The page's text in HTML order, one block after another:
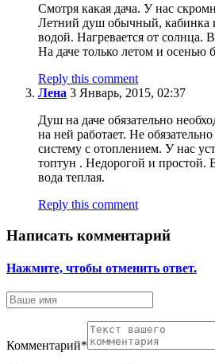
Смотря какая дача. У нас
Летний душ обычный, кабинка
водой. Нагревается от солнца.
На даче только летом и осенью
Reply this comment
Лена 3 Январь, 2015, 02:37
Душ на даче обязательно
на ней работает. Не
систему с отоплением. У нас
топтун . Недорогой и простой.
вода теплая.
Reply this comment
Написать комментарий
Нажмите, чтобы отменить ответ.
Комментарий*